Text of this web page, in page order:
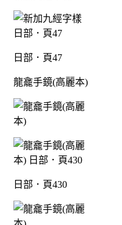
日部．頁47
龍龕手鏡(高麗本)
日部．頁430